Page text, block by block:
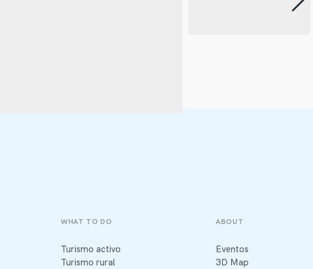
WHAT TO DO
Turismo activo
Turismo rural
ABOUT
Eventos
3D Map